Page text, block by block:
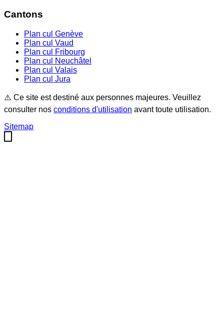
Cantons
Plan cul Genève
Plan cul Vaud
Plan cul
Fribourg
Plan cul
Neuchâtel
Plan cul Valais
Plan cul Jura
⚠️ Ce site est destiné aux personnes majeures. Veuillez
consulter nos conditions d'utilisation avant toute utilisation.
Sitemap